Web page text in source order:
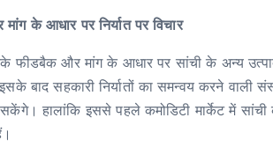
के आधार पर निर्यात पर विचार
फीडबैक और मांग के आधार पर सांची के अन्य उत्पादों
बाद सहकारी निर्यातों का समन्वय करने
हालांकि इससे पहले कमोडिटी मार्केट में सांची